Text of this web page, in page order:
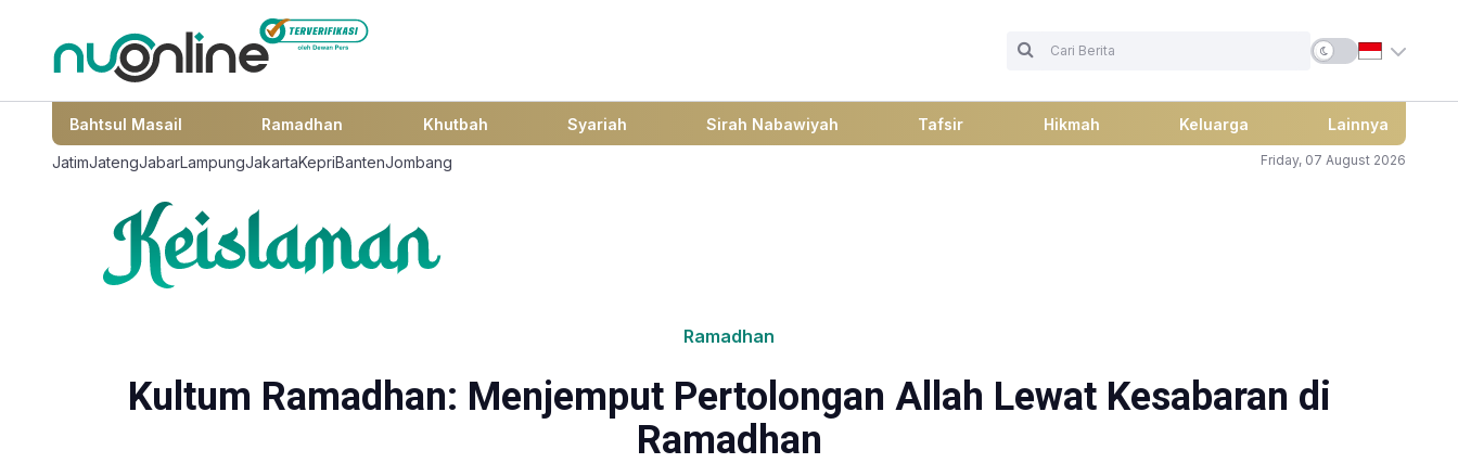
Bahtsul Masail Ramadhan Khutbah Syariah Sirah Nabawiyah Tafsir Hikmah Keluarga Lainnya
JatimJatengJabarLampungJakartaKepriBantenJombang Friday, 07 August 2026
Ramadhan
Kultum Ramadhan: Menjemput Pertolongan Allah Lewat Kesabaran di
Ramadhan